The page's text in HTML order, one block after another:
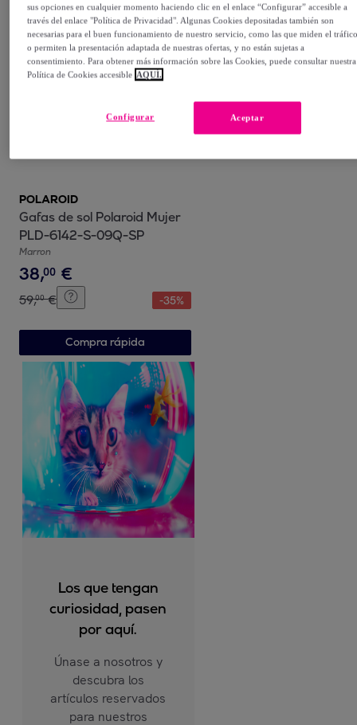
Compra rápida
POLAROID
Gafas de sol Polaroid Mujer
PLD-6142-S-09Q-SP
Marron
38,00 €
59,00 € -35%
Compra rápida
Los que tengan
curiosidad, pasen
por aquí.
Únase a nosotros y
descubra los
artículos reservados
para nuestros
sus opciones en cualquier momento haciendo clic en el enlace “Configurar” accesible a
través del enlace "Política de Privacidad". Algunas Cookies depositadas también son
necesarias para el buen funcionamiento de nuestro servicio, como las que miden el
o permiten la presentación adaptada de nuestras ofertas, y no están sujetas a
consentimiento. Para obtener más información sobre las Cookies, puede consultar nuestra
Política de Cookies accesible AQUÍ.
Aceptar
Configurar